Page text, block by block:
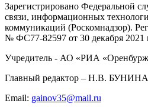
Зарегистрировано Федеральной
связи, информационных
коммуникаций (Роскомнадзор).
№ ФС77-82597 от 30 декабря 2021
Учредитель - АО «РИА
Главный редактор – Н.В. БУНИНА
Email: gainov35@mail.ru